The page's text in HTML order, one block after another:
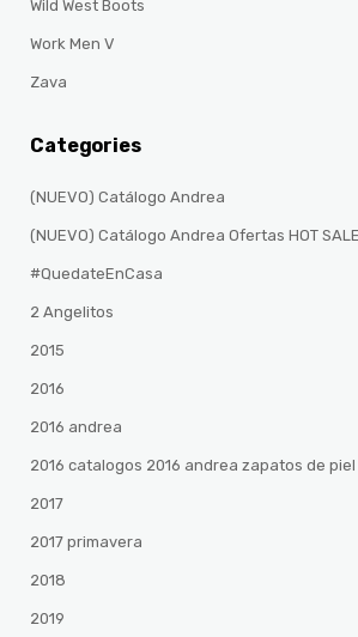
Wild West Boots
Work Men V
Zava
Categories
(NUEVO) Catálogo Andrea
(NUEVO) Catálogo Andrea Ofertas HOT
#QuedateEnCasa
2 Angelitos
2015
2016
2016 andrea
2016 catalogos 2016 andrea zapatos de piel
2017
2017 primavera
2018
2019